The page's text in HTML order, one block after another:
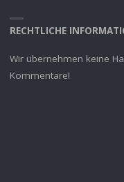
RECHTLICHE
Wir übernehmen keine
Kommentare!